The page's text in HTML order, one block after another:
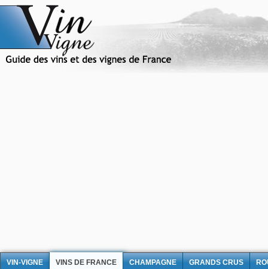
VIN-VIGNE VINS DE FRANCE CHAMPAGNE GRANDS CRUS